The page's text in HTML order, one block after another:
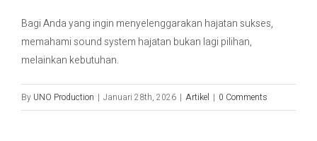
Bagi Anda yang ingin menyelenggarakan hajatan sukses,
memahami sound system hajatan bukan lagi pilihan,
melainkan kebutuhan.
By UNO Production | Januari 28th, 2026 | Artikel | 0 Comments